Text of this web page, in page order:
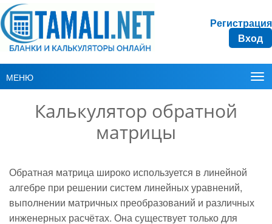
Регистрация
Вход
МЕНЮ
Калькулятор обратной
матрицы
Обратная матрица широко используется в линейной
алгебре при решении систем линейных уравнений,
выполнении матричных преобразований и различных
инженерных расчётах. Она существует только для